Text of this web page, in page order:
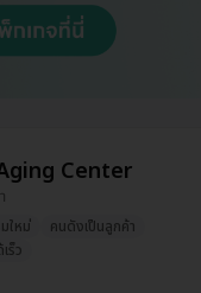
Center
ใหม่
คนดังเป็นลูกค้า
ร็ว